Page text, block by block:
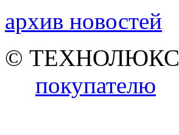
архив новостей
©
покупателю